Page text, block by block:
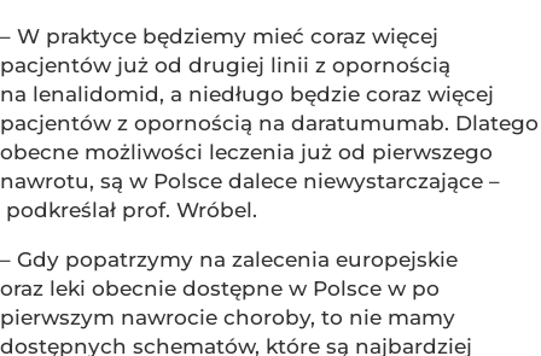
– W praktyce będziemy mieć coraz więcej
pacjentów już od drugiej linii z opornością
na lenalidomid, a niedługo będzie coraz więcej
pacjentów z opornością na daratumumab. Dlatego
obecne możliwości leczenia już od pierwszego
nawrotu, są w Polsce dalece niewystarczające –
podkreślał prof. Wróbel.
– Gdy popatrzymy na zalecenia europejskie
oraz leki obecnie dostępne w Polsce w po
pierwszym nawrocie choroby, to nie mamy
dostępnych schematów, które są najbardziej